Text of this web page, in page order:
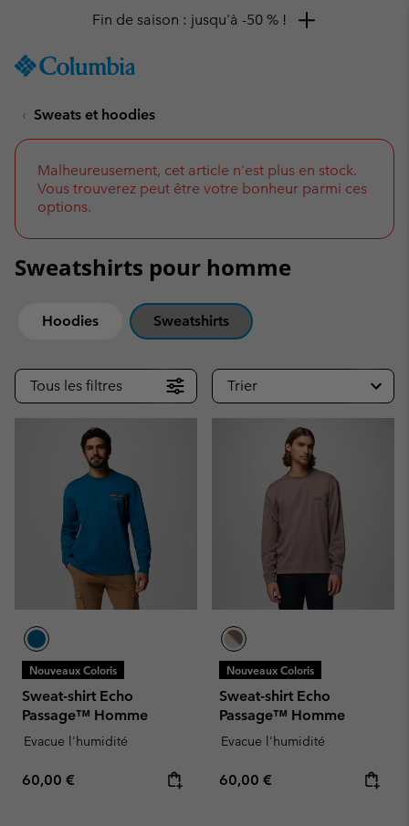
TO
SKIP
NAV
SKIP
TO
SEARCH
Fin de saison : jusqu'à -50 % !
Sweats et hoodies
Malheureusement, cet article n'est plus en stock.
Vous trouverez peut être votre bonheur parmi ces
options.
Sweatshirts pour homme
Hoodies Sweatshirts
Tous les filtres Trier
Nouveaux Coloris
Sweat-shirt Echo
Passage™ Homme
Evacue l'humidité
Regular price:
60,00 €
Nouveaux Coloris
Sweat-shirt Echo
Passage™ Homme
Evacue l'humidité
Regular price:
60,00 €